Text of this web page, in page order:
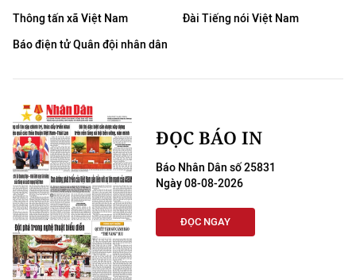
Thông tấn xã Việt Nam
Đài Tiếng nói Việt Nam
Báo điện tử Quân đội nhân dân
ĐỌC BÁO IN
Báo Nhân Dân số 25831
Ngày 08-08-2026
ĐỌC NGAY